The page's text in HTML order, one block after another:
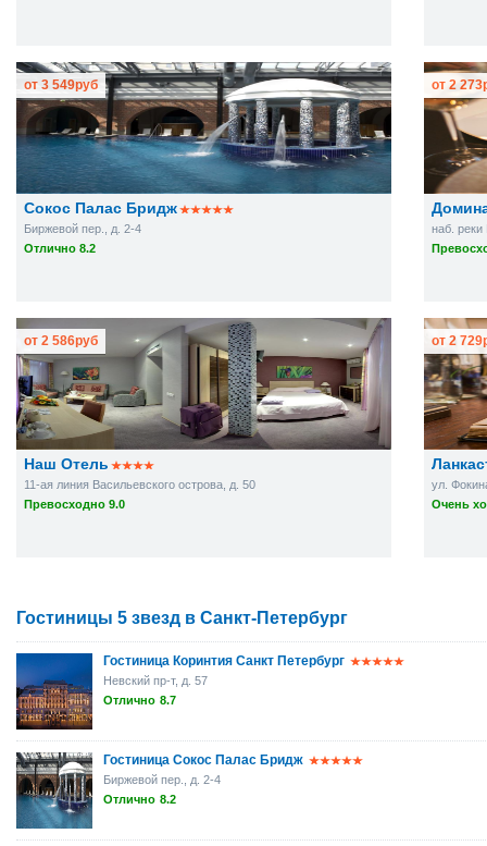
Сокос Палас Бридж
Биржевой пер., д. 2-4
Отлично 8.2
от 3 549руб
наб.
от 2 273
Наш Отель
11-ая линия Васильевского острова, д. 50
Превосходно 9.0
от 2 586руб
ул.
Очень
от 2 729
Гостиницы 5 звезд в Санкт-Петербург
Гостиница Коринтия Санкт Петербург
Невский пр-т, д. 57
Отлично 8.7
Гостиница Сокос Палас Бридж
Биржевой пер., д. 2-4
Отлично 8.2